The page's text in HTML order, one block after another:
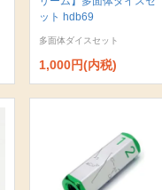
ット hdb69
多面体ダイスセット
1,000円(内税)